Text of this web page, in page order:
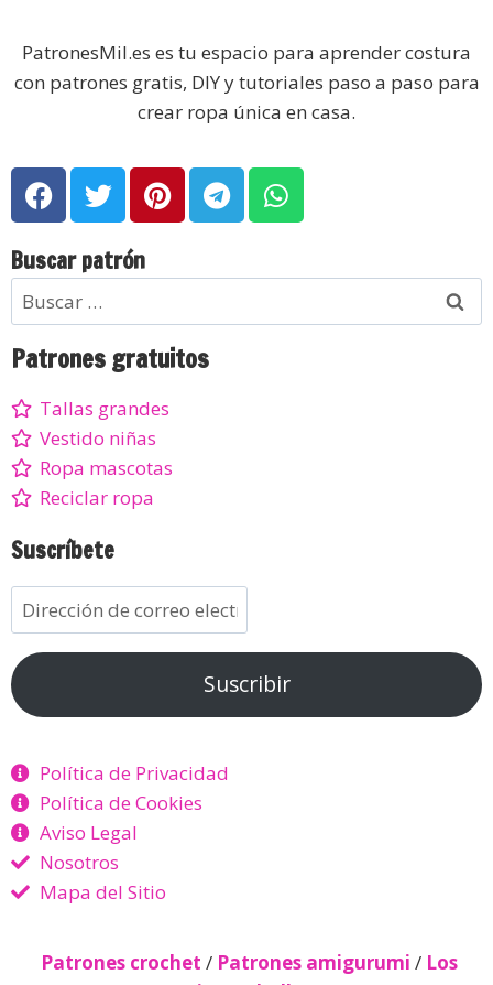
PatronesMil.es es tu espacio para aprender costura
con patrones gratis, DIY y tutoriales paso a paso para
crear ropa única en casa.
Buscar patrón
Patrones gratuitos
Tallas grandes
Vestido niñas
Ropa mascotas
Reciclar ropa
Suscríbete
Suscribir
Política de Privacidad
Política de Cookies
Aviso Legal
Nosotros
Mapa del Sitio
Patrones crochet / Patrones amigurumi / Los